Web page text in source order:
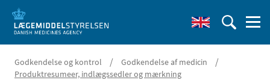
Godkendelse og kontrol / Godkendelse af medicin /
Produktresumeer, indlægssedler og mærkning